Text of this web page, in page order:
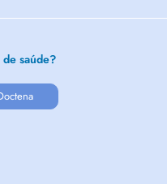
saúde?